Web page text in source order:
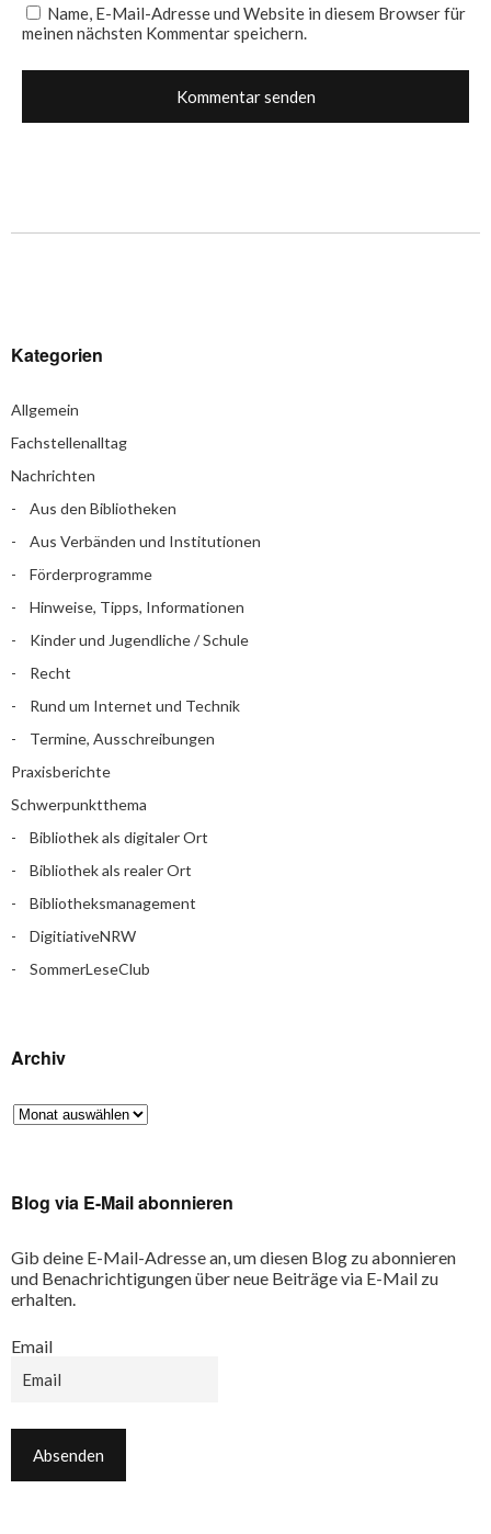
Name, E-Mail-Adresse und Website in diesem Browser für
meinen nächsten Kommentar speichern.
Kategorien
Allgemein
Fachstellenalltag
Nachrichten
Aus den Bibliotheken
Aus Verbänden und Institutionen
Förderprogramme
Hinweise, Tipps, Informationen
Kinder und Jugendliche / Schule
Recht
Rund um Internet und Technik
Termine, Ausschreibungen
Praxisberichte
Schwerpunktthema
Bibliothek als digitaler Ort
Bibliothek als realer Ort
Bibliotheksmanagement
DigitiativeNRW
SommerLeseClub
Archiv
Blog via E-Mail abonnieren
Gib deine E-Mail-Adresse an, um diesen Blog zu abonnieren
und Benachrichtigungen über neue Beiträge via E-Mail zu
erhalten.
Email